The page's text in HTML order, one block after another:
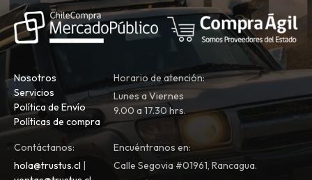
Nosotros
Servicios
Política de Envío
Políticas de compra
Horario de atención:
Lunes a Viernes
9.00 a 17.30 hrs.
Contáctanos:
hola@trustus.cl |
Encuéntranos en:
Calle Segovia #01961, Rancagua.